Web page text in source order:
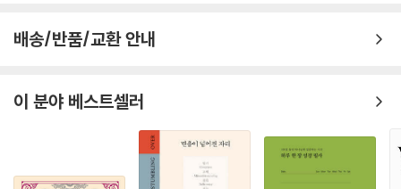
배송/반품/교환 안내
이 분야 베스트셀러